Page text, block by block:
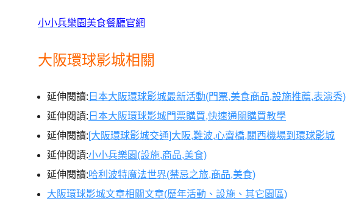
小小兵樂園美食餐廳官網
大阪環球影城相關
延伸閱讀: 日本大阪環球影城最新活動(門票,美食商品,設施推薦,表演秀)
延伸閱讀: 日本大阪環球影城門票購買,快速通關購買教學
延伸閱讀:[大阪環球影城交通]大阪,難波,心齋橋,關西機場到環球影城
延伸閱讀:小小兵樂園(設施,商品,美食)
延伸閱讀:哈利波特魔法世界(禁忌之旅,商品,美食)
大阪環球影城文章相關文章(歷年活動、設施、其它園區)